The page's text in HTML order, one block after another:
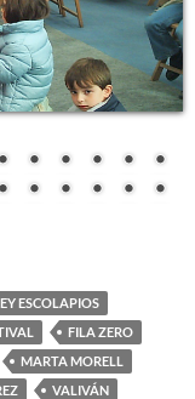
ESCOLAPIOS
FILA ZERO
MARTA MORELL
VALIVÁN